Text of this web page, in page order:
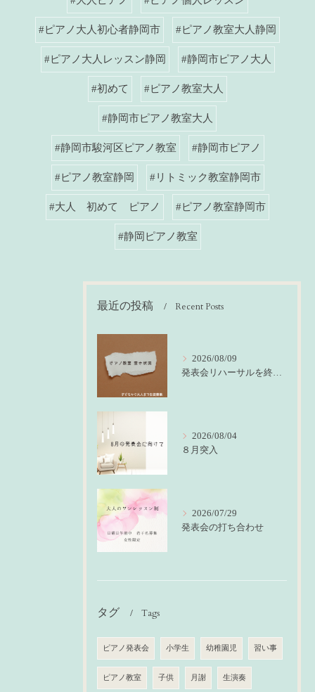
#ピアノ大人初心者静岡市 #ピアノ教室大人静岡
#ピアノ大人レッスン静岡 #静岡市ピアノ大人
#初めて #ピアノ教室大人
#静岡市ピアノ教室大人
#静岡市駿河区ピアノ教室 #静岡市ピアノ
#ピアノ教室静岡 #リトミック教室静岡市
#大人 初めて ピアノ #ピアノ教室静岡市
#静岡ピアノ教室
最近の投稿 Recent Posts
2026/08/09
2026/08/04
８月突入
2026/07/29
発表会の打ち合わせ
タグ Tags
ピアノ発表会 小学生 幼稚園児 習い事
ピアノ教室 子供 月謝 生演奏